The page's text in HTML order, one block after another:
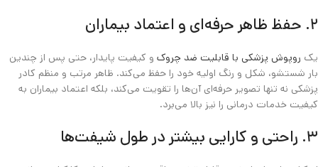
۲. حفظ ظاهر حرفه‌ای و اعتماد بیماران
یک روپوش پزشکی با قابلیت ضد چروک و کیفیت پایدار، حتی پس از چندین
بار شستشو، شکل و رنگ اولیه خود را حفظ می‌کند. ظاهر مرتب و منظم کادر
پزشکی نه تنها تصویر حرفه‌ای آن‌ها را تقویت می‌کند، بلکه اعتماد بیماران به
کیفیت خدمات درمانی را نیز بالا می‌برد.
۳. راحتی و کارایی بیشتر در طول شیفت‌ها